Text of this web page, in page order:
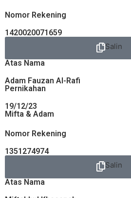
Nomor Rekening
1420020071659
Salin
Atas Nama
Adam Fauzan Al-Rafi
Pernikahan
19/12/23
Mifta & Adam
Nomor Rekening
1351274974
Salin
Atas Nama